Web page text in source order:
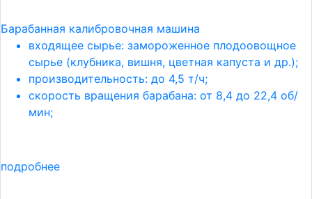
Барабанная калибровочная машина
входящее сырье: замороженное плодоовощное
сырье (клубника, вишня, цветная капуста и др.);
производительность: до 4,5 т/ч;
скорость вращения барабана: от 8,4 до 22,4 об/
мин;
подробнее